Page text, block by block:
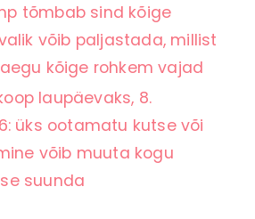
tõmbab sind kõige
võib paljastada, millist
kõige rohkem vajad
laupäevaks, 8.
üks ootamatu kutse või
võib muuta kogu
suunda